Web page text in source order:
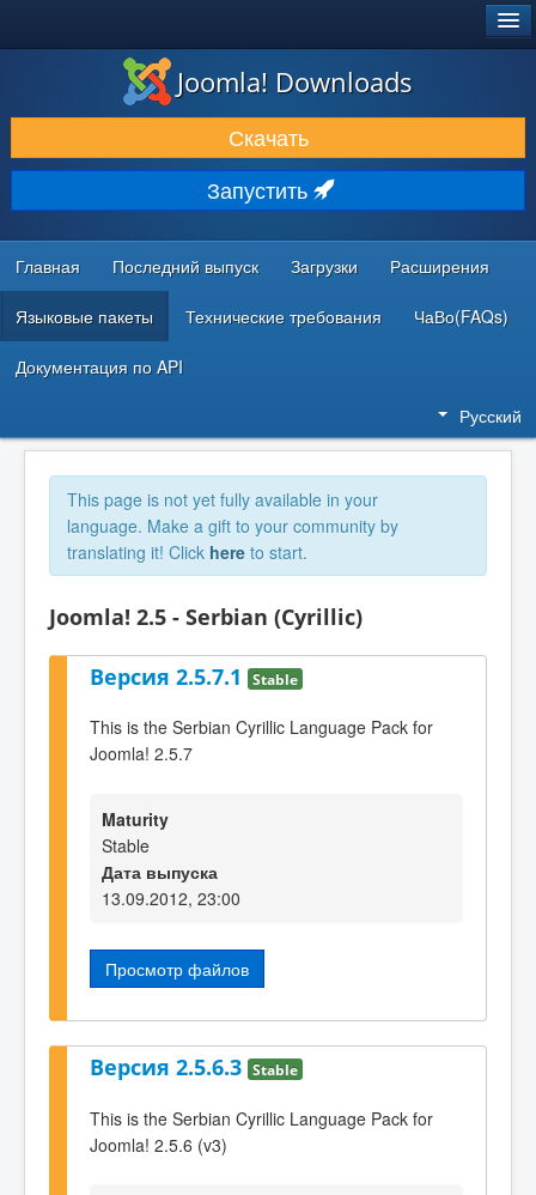
ЗАГРУЗКИ И РАСШИРЕНИЯ
ДОКУМЕНТАЦИЯ И ОБУЧЕНИЕ
СООБЩЕСТВО И ПОДДЕРЖКА
РЕСУРСЫ ДЛЯ РАЗРАБОТЧИКОВ
Joomla! Downloads
Скачать
Запустить
Главная Последний выпуск Загрузки Расширения
Языковые пакеты Технические требования ЧаВо(FAQs)
Документация по API
Русский
This page is not yet fully available in your
language. Make a gift to your community by
translating it! Click here to start.
Joomla! 2.5 - Serbian (Cyrillic)
Версия 2.5.7.1 Stable
This is the Serbian Cyrillic Language Pack for
Joomla! 2.5.7
Maturity
Stable
Дата выпуска
13.09.2012, 23:00
Просмотр файлов
Версия 2.5.6.3 Stable
This is the Serbian Cyrillic Language Pack for
Joomla! 2.5.6 (v3)